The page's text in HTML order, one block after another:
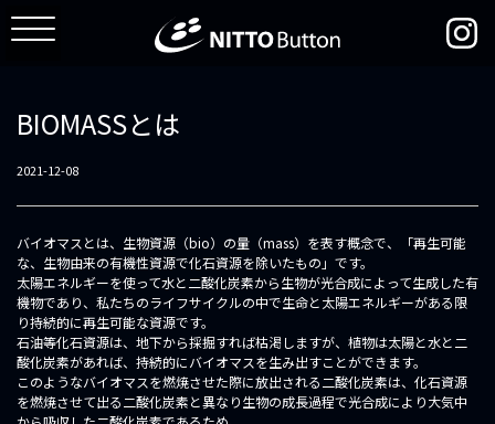
BIOMASSとは
2021-12-08
バイオマスとは、生物資源（bio）の量（mass）を表す概念で、「再生可能
な、生物由来の有機性資源で化石資源を除いたもの」です。
太陽エネルギーを使って水と二酸化炭素から生物が光合成によって生成した有
機物であり、私たちのライフサイクルの中で生命と太陽エネルギーがある限
り持続的に再生可能な資源です。
石油等化石資源は、地下から採掘すれば枯渇しますが、植物は太陽と水と二
酸化炭素があれば、持続的にバイオマスを生み出すことができます。
このようなバイオマスを燃焼させた際に放出される二酸化炭素は、化石資源
を燃焼させて出る二酸化炭素と異なり生物の成長過程で光合成により大気中